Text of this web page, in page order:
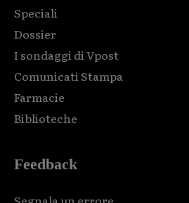
Speciali
Dossier
I sondaggi di Vpost
Comunicati Stampa
Farmacie
Biblioteche
Feedback